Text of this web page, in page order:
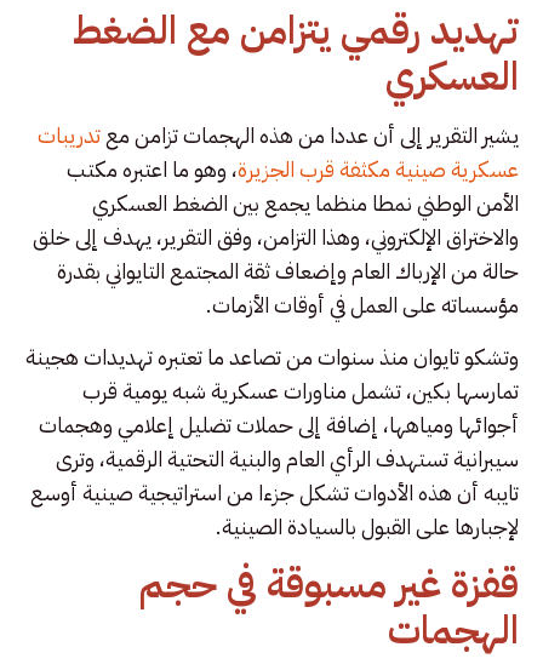
تهديد رقمي يتزامن مع الضغط
العسكري
يشير التقرير إلى أن عددا من هذه الهجمات تزامن معتدريبات
عسكرية صينية مكثفة قرب الجزيرة، وهو ما اعتبره مكتب
الأمن الوطني نمطا منظما يجمع بين الضغط العسكري
والاختراق الإلكتروني، وهذا التزامن، وفق التقرير، يهدف إلى خلق
حالة من الإرباك العام وإضعاف ثقة المجتمع التايواني بقدرة
مؤسساته على العمل في أوقات الأزمات.
وتشكو تايوان منذ سنوات من تصاعد ما تعتبره تهديدات هجينة
تمارسها بكين، تشمل مناورات عسكرية شبه يومية قرب
أجوائها ومياهها، إضافة إلى حملات تضليل إعلامي وهجمات
سيبرانية تستهدف الرأي العام والبنية التحتية الرقمية، وترى
تايبه أن هذه الأدوات تشكل جزءا من استراتيجية صينية أوسع
لإجبارها على القبول بالسيادة الصينية.
قفزة غير مسبوقة في حجم
الهجمات